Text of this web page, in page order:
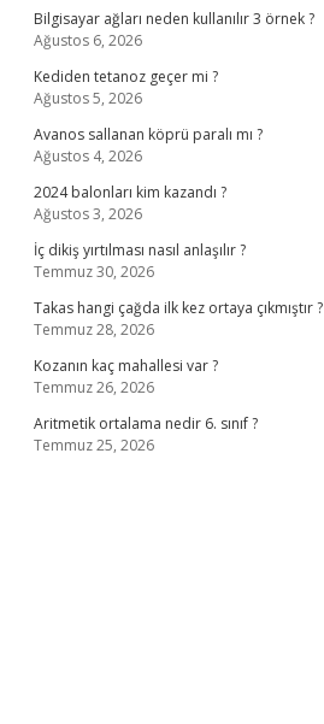
Bilgisayar ağları neden kullanılır 3 örnek ?
Ağustos 6, 2026
Kediden tetanoz geçer mi ?
Ağustos 5, 2026
Avanos sallanan köprü paralı mı ?
Ağustos 4, 2026
2024 balonları kim kazandı ?
Ağustos 3, 2026
İç dikiş yırtılması nasıl anlaşılır ?
Temmuz 30, 2026
Takas hangi çağda ilk kez ortaya çıkmıştır ?
Temmuz 28, 2026
Kozanın kaç mahallesi var ?
Temmuz 26, 2026
Aritmetik ortalama nedir 6. sınıf ?
Temmuz 25, 2026